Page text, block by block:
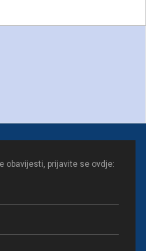
obavijesti, prijavite se ovdje: